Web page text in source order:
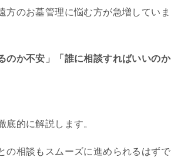
のお墓管理に悩む方が急増していま
のか不安」「誰に相談すればいいのか
的に解説します。
の相談もスムーズに進められるはずで